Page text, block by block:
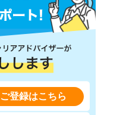
ご登録はこちら